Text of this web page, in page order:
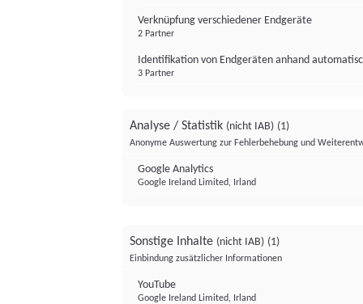
Verknüpfung verschiedener Endgeräte
2 Partner
Identifikation von Endgeräten anhand
3 Partner
Analyse / Statistik (nicht IAB) (1)
Anonyme Auswertung zur Fehlerbehebung und
Google Analytics
Google Ireland Limited, Irland
Sonstige Inhalte (nicht IAB) (1)
Einbindung zusätzlicher Informationen
YouTube
Google Ireland Limited, Irland